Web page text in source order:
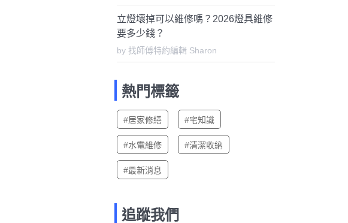
立燈壞掉可以維修嗎？2026燈具維修
要多少錢？
by 找師傅特約編輯 Sharon
熱門標籤
#居家修繕 #宅知識
#水電維修 #清潔收納
#最新消息
追蹤我們